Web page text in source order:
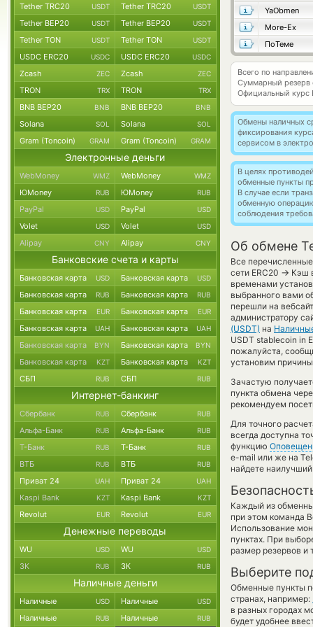
YaObmen
More-Ex
ПоТеме
Всего по
Суммарный резерв
Официальный курс
Обмены наличных
фиксирования
сервисом в
В целях
обменные пункты
В случае если
обменную
соблюдения
Об обмене
Все
сети ERC20 → Кэш
временами
выбранного вами
перешли на
администратору
(USDT) на
USDT stablecoin in
пожалуйста,
установим
Зачастую
пункта обмена
рекомендуем
Для точного
всегда доступна
функцию
e-mail или же на
найдете
Каждый из
при этом команда
Использование
пунктах. При
размер резервов и
Выберите
Обменные пункты
странах, например:
в разных городах
будет удобнее
Tether TRC20 USDT Tether TRC20 USDT
Tether BEP20 USDT Tether BEP20 USDT
Tether TON USDT Tether TON USDT
USDC ERC20 USDC USDC ERC20 USDC
Zcash ZEC Zcash ZEC
TRON TRX TRON TRX
BNB BEP20 BNB BNB BEP20 BNB
Solana SOL Solana SOL
Gram (Toncoin) GRAM Gram (Toncoin) GRAM
Электронные деньги
WebMoney WMZ WebMoney WMZ
ЮMoney RUB ЮMoney RUB
PayPal USD PayPal USD
Volet USD Volet USD
Alipay CNY Alipay CNY
Банковские счета и карты
Банковская карта USD Банковская карта USD
Банковская карта RUB Банковская карта RUB
Банковская карта EUR Банковская карта EUR
Банковская карта UAH Банковская карта UAH
Банковская карта BYN Банковская карта BYN
Банковская карта KZT Банковская карта KZT
СБП RUB СБП RUB
Интернет-банкинг
Сбербанк RUB Сбербанк RUB
Альфа-Банк RUB Альфа-Банк RUB
Т-Банк RUB Т-Банк RUB
ВТБ RUB ВТБ RUB
Приват 24 UAH Приват 24 UAH
Kaspi Bank KZT Kaspi Bank KZT
Revolut EUR Revolut EUR
Денежные переводы
WU USD WU USD
ЗК RUB ЗК RUB
Наличные деньги
Наличные USD Наличные USD
Наличные RUB Наличные RUB